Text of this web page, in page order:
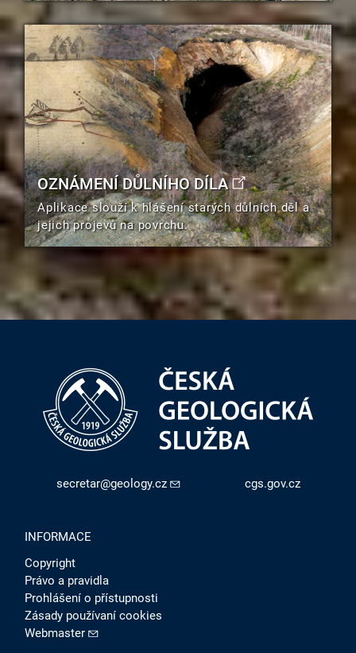
OZNÁMENÍ DŮLNÍHO DÍLA
Aplikace slouží k hlášení starých důlních děl a
jejich projevů na povrchu.
secretar@geology.cz cgs.gov.cz
INFORMACE
Copyright
Právo a pravidla
Prohlášení o přístupnosti
Zásady používaní cookies
Webmaster